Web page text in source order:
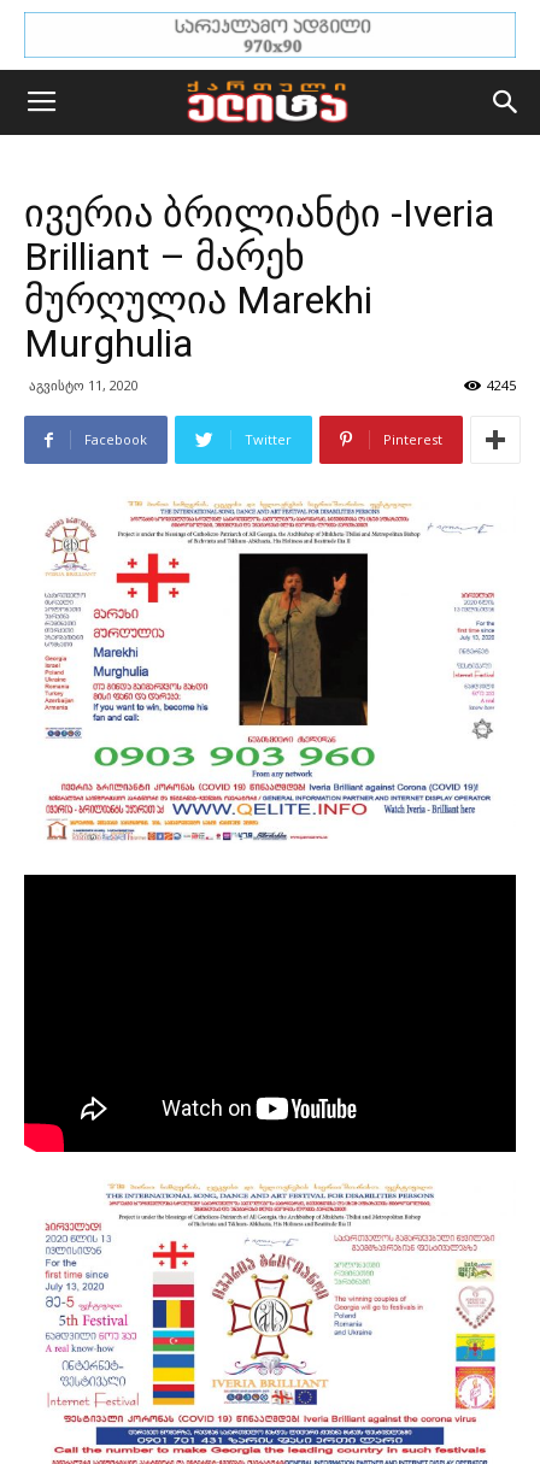
ივერია ბრილიანტი -Iveria
Brilliant – მარეხ
მურღულია Marekhi
Murghulia
აგვისტო 11, 2020 4245
Facebook Twitter Pinterest